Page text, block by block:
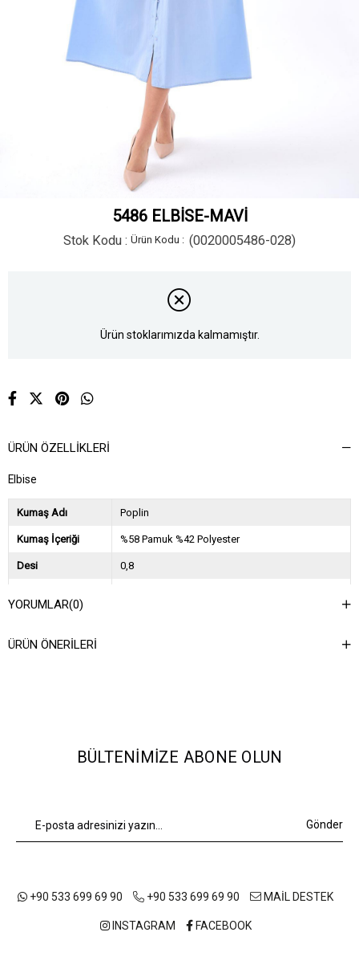
5486 ELBİSE-MAVİ
Stok Kodu (0020005486-028)
Ürün stoklarımızda kalmamıştır.
ÜRÜN ÖZELLIKLERI
Elbise
Kumaş Adı Poplin
Kumaş İçeriği %58 Pamuk %42 Polyester
Desi 0,8
YORUMLAR(0)
ÜRÜN ÖNERILERI
BÜLTENIMIZE ABONE OLUN
Gönder
+90 533 699 69 90 +90 533 699 69 90 MAİL DESTEK
INSTAGRAM FACEBOOK